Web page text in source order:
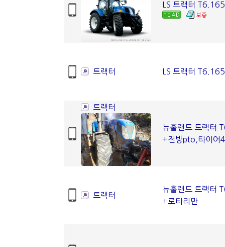
LS 트랙터
트랙터 LS 트랙터
트랙터
뉴홀랜드 트랙터
+전방pto,타이어
트랙터
뉴홀랜드 트랙터
+로타리만